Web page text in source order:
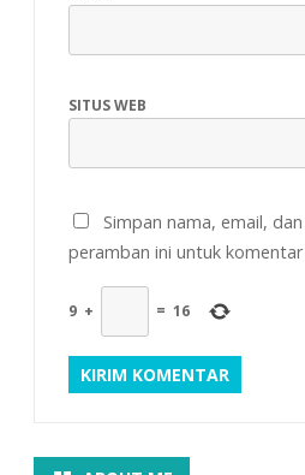
SITUS WEB
Simpan nama, email,
peramban ini untuk
9 + = 16